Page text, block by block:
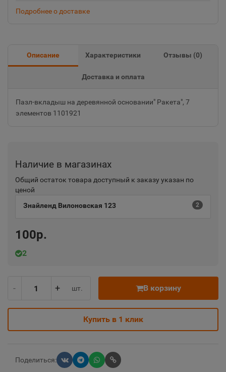
Подробнее о доставке
Описание Характеристики Отзывы (0)
Доставка и оплата
Пазл-вкладыш на деревянной основании" Ракета", 7
элементов 1101921
Наличие в магазинах
Общий остаток товара доступный к заказу указан по
ценой
Знайленд Вилоновская 123
2
100р.
2
- + шт. В корзину
Купить в 1 клик
Поделиться: